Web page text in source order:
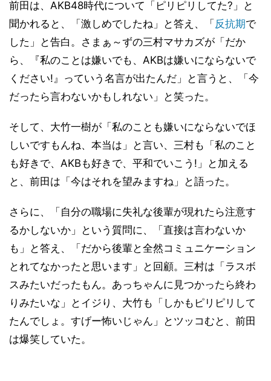
前田は、AKB48時代について「ピリピリしてた?」と
聞かれると、「激しめでしたね」と答え、「 反抗期で
した」と告白。さまぁ～ずの三村マサカズが「だか
ら、『私のことは嫌いでも、AKBは嫌いにならないで
ください!』っていう名言が出たんだ」と言うと、「今
だったら言わないかもしれない」と笑った。
そして、大竹一樹が「私のことも嫌いにならないでほ
しいですもんね、本当は」と言い、三村も「私のこと
も好きで、AKBも好きで、平和でいこう!」と加える
と、前田は「今はそれを望みますね」と語った。
さらに、「自分の職場に失礼な後輩が現れたら注意す
るかしないか」という質問に、「直接は言わないか
も」と答え、「だから後輩と全然コミュニケーション
とれてなかったと思います」と回顧。三村は「ラスボ
スみたいだったもん。あっちゃんに見つかったら終わ
りみたいな」とイジり、大竹も「しかもピリピリして
たんでしょ。すげー怖いじゃん」とツッコむと、前田
は爆笑していた。